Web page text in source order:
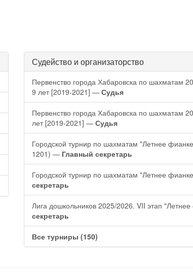
Судейство и организаторство
Первенство города Хабаровска по шахматам
9 лет [2019-2021] — Судья
Первенство города Хабаровска по шахматам
лет [2019-2021] — Судья
Городской турнир по шахматам "Летнее
1201) — Главный секретарь
Городской турнир по шахматам "Летнее
секретарь
Лига дошкольников 2025/2026. VII этап
секретарь
Все турниры (150)